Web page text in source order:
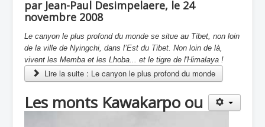
par Jean-Paul Desimpelaere, le 24
novembre 2008
Le canyon le plus profond du monde se situe au Tibet, non loin
de la ville de Nyingchi, dans l’Est du Tibet. Non loin de là,
vivent les Memba et les Lhoba... et le tigre de l'Himalaya !
Lire la suite : Le canyon le plus profond du monde
Les monts Kawakarpo ou